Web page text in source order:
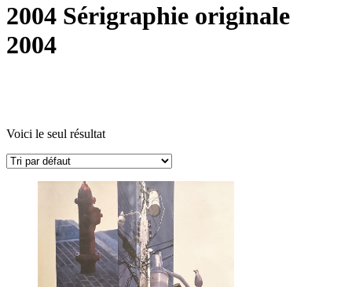
2004 Sérigraphie originale
2004
Voici le seul résultat